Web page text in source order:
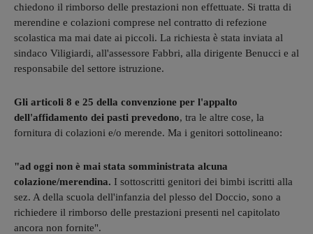
chiedono il rimborso delle prestazioni non effettuate. Si tratta di
merendine e colazioni comprese nel contratto di refezione
scolastica ma mai date ai piccoli. La richiesta è stata inviata al
sindaco Viligiardi, all'assessore Fabbri, alla dirigente Benucci e al
responsabile del settore istruzione.
Gli articoli 8 e 25 della convenzione per l'appalto
dell'affidamento dei pasti prevedono, tra le altre cose, la
fornitura di colazioni e/o merende. Ma i genitori sottolineano:
"ad oggi non è mai stata somministrata alcuna
colazione/merendina. I sottoscritti genitori dei bimbi iscritti alla
sez. A della scuola dell'infanzia del plesso del Doccio, sono a
richiedere il rimborso delle prestazioni presenti nel capitolato
ancora non fornite".